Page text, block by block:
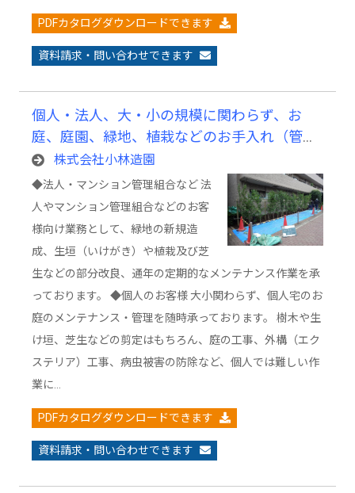
PDFカタログダウンロードできます
資料請求・問い合わせできます
個人・法人、大・小の規模に関わらず、お
庭、庭園、緑地、植栽などのお手入れ（管
理）及び造成業務
株式会社小林造園
◆法人・マンション管理組合など 法
人やマンション管理組合などのお客
様向け業務として、緑地の新規造
成、生垣（いけがき）や植栽及び芝
生などの部分改良、通年の定期的なメンテナンス作業を承
っております。 ◆個人のお客様 大小関わらず、個人宅のお
庭のメンテナンス・管理を随時承っております。 樹木や生
け垣、芝生などの剪定はもちろん、庭の工事、外構（エク
ステリア）工事、病虫被害の防除など、個人では難しい作
業に…
PDFカタログダウンロードできます
資料請求・問い合わせできます